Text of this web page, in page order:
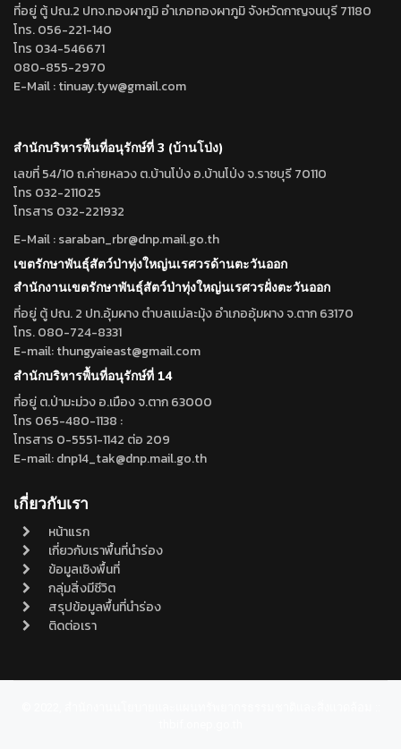
ที่อยู่ ตู้ ปณ.2 ปทจ.ทองผาภูมิ อำเภอทองผาภูมิ จังหวัดกาญจนบุรี 71180
โทร. 056-221-140
โทร 034-546671
080-855-2970
E-Mail : tinuay.tyw@gmail.com
สำนักบริหารพื้นที่อนุรักษ์ที่ 3 (บ้านโป่ง)
เลขที่ 54/10 ถ.ค่ายหลวง ต.บ้านโป่ง อ.บ้านโป่ง จ.ราชบุรี 70110
โทร 032-211025
โทรสาร 032-221932
E-Mail : saraban_rbr@dnp.mail.go.th
เขตรักษาพันธุ์สัตว์ป่าทุ่งใหญ่นเรศวรด้านตะวันออก
สำนักงานเขตรักษาพันธุ์สัตว์ป่าทุ่งใหญ่นเรศวรฝั่งตะวันออก
ที่อยู่ ตู้ ปณ. 2 ปท.อุ้มผาง ตำบลแม่ละมุ้ง อำเภออุ้มผาง จ.ตาก 63170
โทร. 080-724-8331
E-mail: thungyaieast@gmail.com
สำนักบริหารพื้นที่อนุรักษ์ที่ 14
ที่อยู่ ต.ป่ามะม่วง อ.เมือง จ.ตาก 63000
โทร 065-480-1138 :
โทรสาร 0-5551-1142 ต่อ 209
E-mail: dnp14_tak@dnp.mail.go.th
เกี่ยวกับเรา
หน้าแรก
เกี่ยวกับเราพื้นที่นำร่อง
ข้อมูลเชิงพื้นที่
กลุ่มสิ่งมีชีวิต
สรุปข้อมูลพื้นที่นำร่อง
ติดต่อเรา